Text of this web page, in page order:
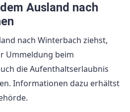
Ausland nach
nach Winterbach ziehst,
Ummeldung beim
die Aufenthaltserlaubnis
Informationen dazu erhältst